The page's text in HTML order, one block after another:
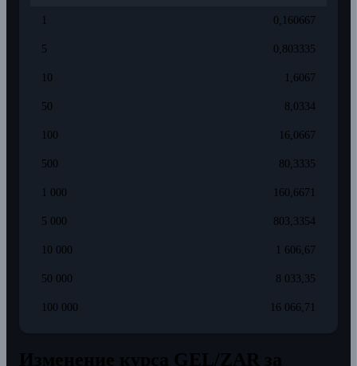
0,160667
5 0,803335
10 1,6067
50 8,0334
100 16,0667
500 80,3335
1 000 160,6671
5 000 803,3354
10 000 1 606,67
50 000 8 033,35
100 000 16 066,71